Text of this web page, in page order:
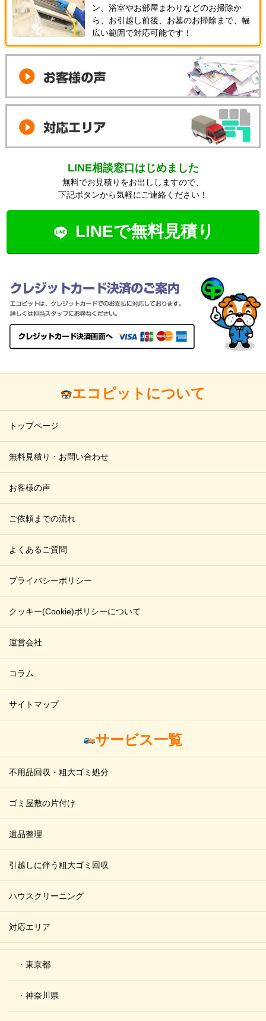
ン、浴室やお部屋まわりなどのお掃除か
ら、お引越し前後、お墓のお掃除まで、幅
広い範囲で対応可能です！
LINE相談窓口はじめました
無料でお見積りをお出ししますので、
下記ボタンから気軽にご連絡ください！
LINEで無料見積り
エコピットについて
トップページ
無料見積り・お問い合わせ
お客様の声
ご依頼までの流れ
よくあるご質問
プライバシーポリシー
クッキー(Cookie)ポリシーについて
運営会社
コラム
サイトマップ
サービス一覧
不用品回収・粗大ゴミ処分
ゴミ屋敷の片付け
遺品整理
引越しに伴う粗大ゴミ回収
ハウスクリーニング
対応エリア
・東京都
・神奈川県